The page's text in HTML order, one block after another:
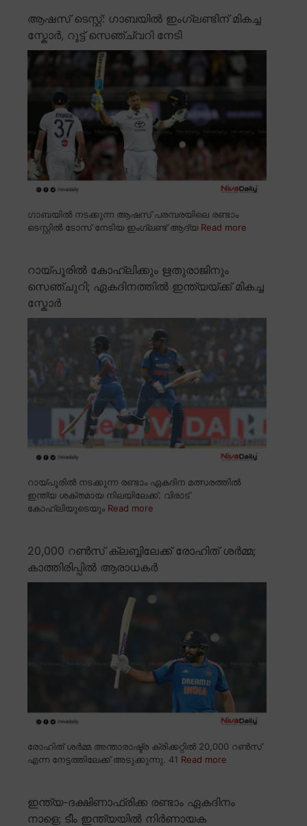
ആഷസ് ടെസ്റ്റ്: ഗാബയിൽ ഇംഗ്ലണ്ടിന് മികച്ച
സ്കോർ, റൂട്ട് സെഞ്ച്വറി നേടി
ഗാബയിൽ നടക്കുന്ന ആഷസ് പരമ്പരയിലെ രണ്ടാം
ടെസ്റ്റിൽ ടോസ് നേടിയ ഇംഗ്ലണ്ട് ആദ്യ Read more
റായ്പൂരിൽ കോഹ്ലിക്കും ഋതുരാജിനും
സെഞ്ചുറി; ഏകദിനത്തിൽ ഇന്ത്യയ്ക്ക് മികച്ച
സ്കോർ
റായ്പൂരിൽ നടക്കുന്ന രണ്ടാം ഏകദിന മത്സരത്തിൽ
ഇന്ത്യ ശക്തമായ നിലയിലേക്ക്. വിരാട്
കോഹ്ലിയുടെയും Read more
20,000 റൺസ് ക്ലബ്ബിലേക്ക് രോഹിത് ശർമ്മ;
കാത്തിരിപ്പിൽ ആരാധകർ
രോഹിത് ശർമ്മ അന്താരാഷ്ട്ര ക്രിക്കറ്റിൽ 20,000 റൺസ്
എന്ന നേട്ടത്തിലേക്ക് അടുക്കുന്നു. 41 Read more
ഇന്ത്യ-ദക്ഷിണാഫ്രിക്ക രണ്ടാം ഏകദിനം
നാളെ; ടീം ഇന്ത്യയിൽ നിർണായക